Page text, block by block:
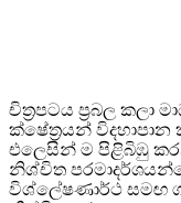
චිත්‍රපටය ප්‍රබල කලා
ක්ෂේත්‍රයන් විදහාපාන
එලෙසින් ම පිළිබිඹු
නිශ්චිත
විශ්ලේෂණාර්ථ සමඟ